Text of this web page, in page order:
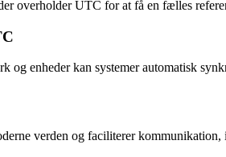
overholder UTC for at få en fælles
og enheder kan systemer automatisk
verden og faciliterer